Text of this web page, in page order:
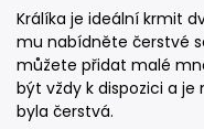
Králíka je ideální krmit
mu nabídněte čerstvé
můžete přidat malé
být vždy k dispozici a
byla čerstvá.